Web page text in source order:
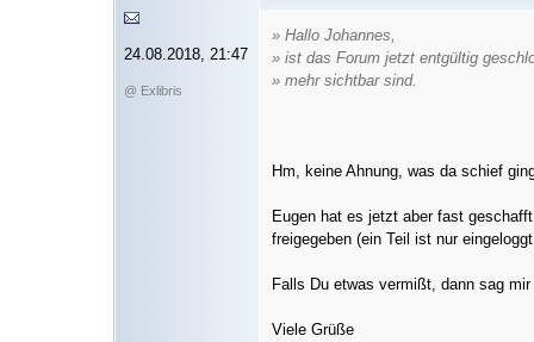
24.08.2018, 21:47
@ Exlibris
» Hallo Johannes,
» ist das Forum jetzt entgültig
» mehr sichtbar sind.
Hm, keine Ahnung, was da schief
Eugen hat es jetzt aber fast
freigegeben (ein Teil ist nur
Falls Du etwas vermißt, dann sag
Viele Grüße